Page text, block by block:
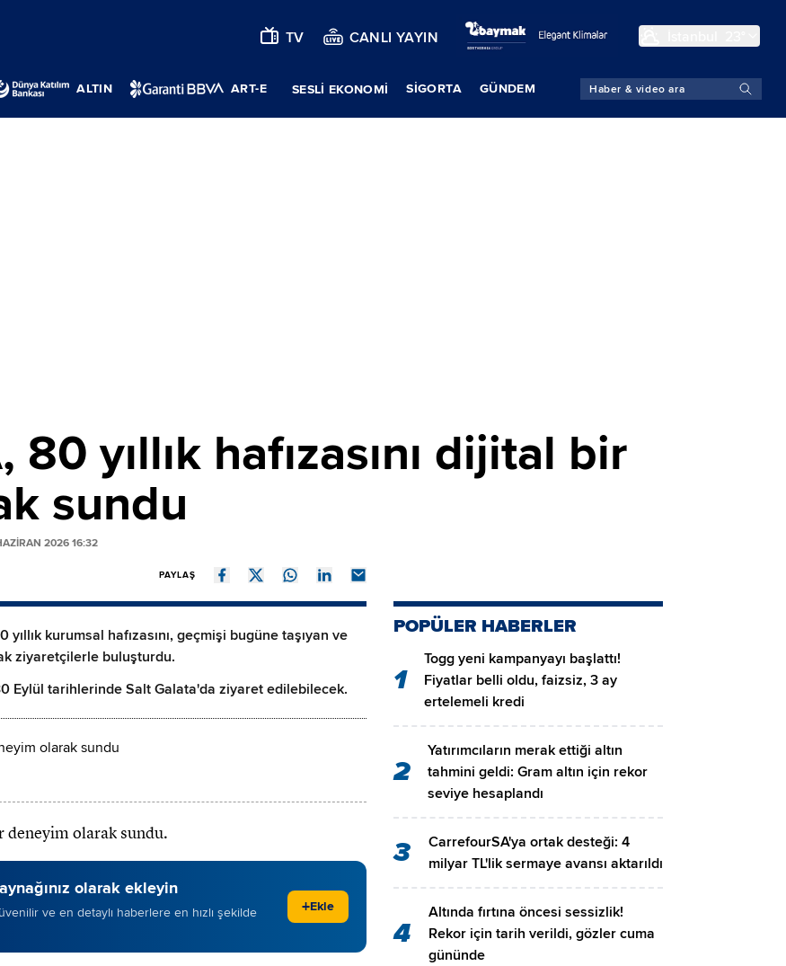
TV CANLI YAYIN
ALTIN ART-E SESLİ EKONOMİ SIGORTA GÜNDEM
yıllık hafızasını dijital bir
sundu
2026 16:32
PAYLAŞ
kurumsal hafızasını, geçmişi bugüne taşıyan ve
ziyaretçilerle buluşturdu.
Eylül tarihlerinde Salt Galata'da ziyaret edilebilecek.
deneyim olarak sundu.
olarak ekleyin
ve en detaylı haberlere en hızlı şekilde
+Ekle
POPÜLER HABERLER
1
Togg yeni kampanyayı başlattı!
Fiyatlar belli oldu, faizsiz, 3 ay
ertelemeli kredi
2
Yatırımcıların merak ettiği altın
tahmini geldi: Gram altın için rekor
seviye hesaplandı
3
CarrefourSA'ya ortak desteği: 4
milyar TL'lik sermaye avansı aktarıldı
4
Altında fırtına öncesi sessizlik!
Rekor için tarih verildi, gözler cuma
gününde